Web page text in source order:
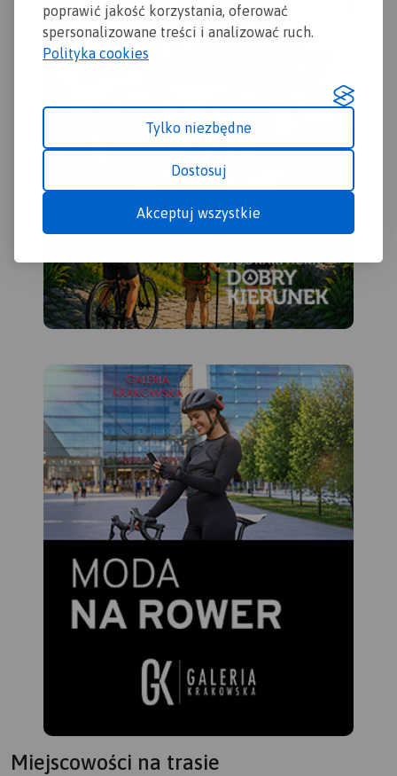
poprawić jakość korzystania, oferować
spersonalizowane treści i analizować ruch.
Polityka cookies
Tylko niezbędne
Dostosuj
Akceptuj wszystkie
Miejscowości na trasie